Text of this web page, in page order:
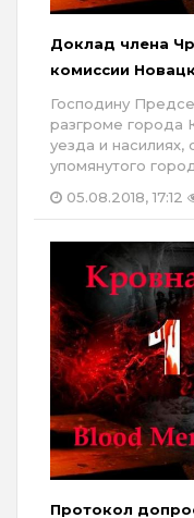
Доклад члена
комиссии
Господину
разгроме города
уезда и
упомянутого
05.08.2018, 17:12
Протокол